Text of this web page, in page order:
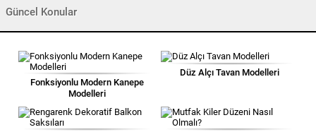
Güncel Konular
Fonksiyonlu Modern Kanepe
Modelleri
Düz Alçı Tavan Modelleri